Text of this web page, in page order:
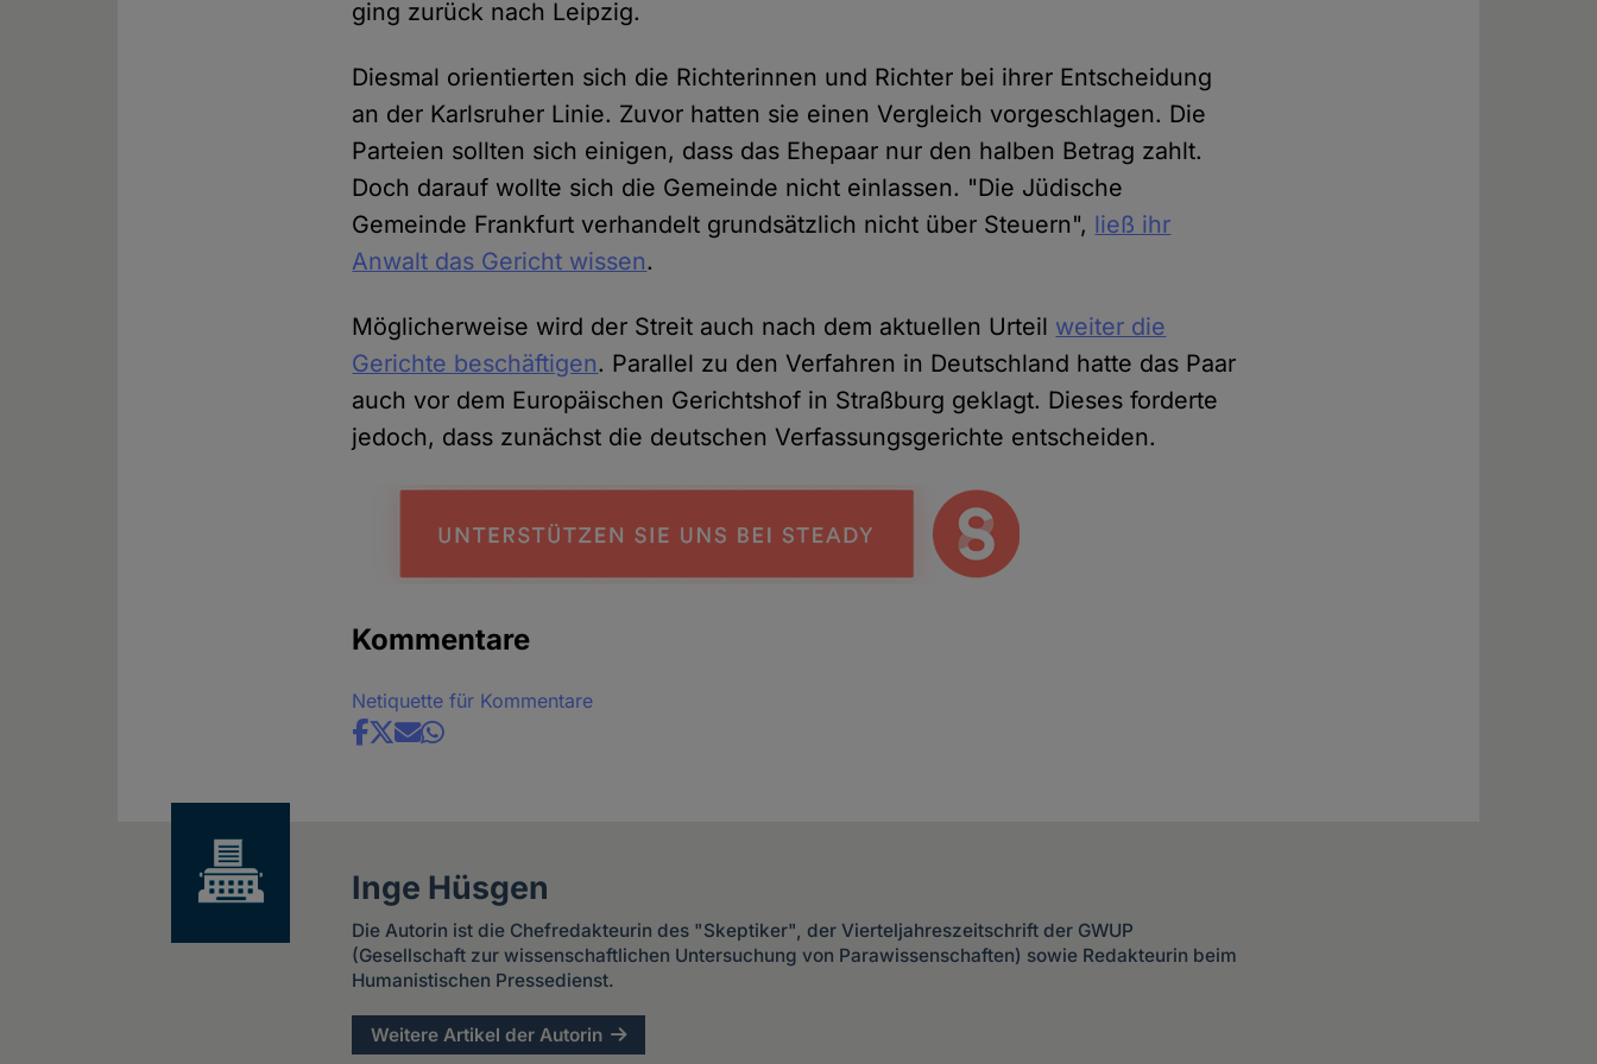
ging zurück nach Leipzig.
Diesmal orientierten sich die Richterinnen und Richter bei ihrer Entscheidung
an der Karlsruher Linie. Zuvor hatten sie einen Vergleich vorgeschlagen. Die
Parteien sollten sich einigen, dass das Ehepaar nur den halben Betrag zahlt.
Doch darauf wollte sich die Gemeinde nicht einlassen. "Die Jüdische
Gemeinde Frankfurt verhandelt grundsätzlich nicht über Steuern", ließ ihr
Anwalt das Gericht wissen.
Möglicherweise wird der Streit auch nach dem aktuellen Urteil weiter die
Gerichte beschäftigen. Parallel zu den Verfahren in Deutschland hatte das Paar
auch vor dem Europäischen Gerichtshof in Straßburg geklagt. Dieses forderte
jedoch, dass zunächst die deutschen Verfassungsgerichte entscheiden.
Kommentare
Netiquette für Kommentare
Share
Inge Hüsgen
Die Autorin ist die Chefredakteurin des "Skeptiker", der Vierteljahreszeitschrift der GWUP
(Gesellschaft zur wissenschaftlichen Untersuchung von Parawissenschaften) sowie Redakteurin beim
Humanistischen Pressedienst.
Weitere Artikel der Autorin